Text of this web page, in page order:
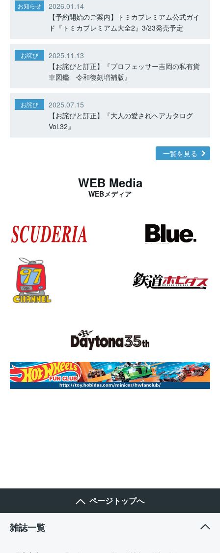
お知らせ
2026.01.14
【予約開始のご案内】トミカプレミアム公式ガイ
ド『トミカプレミアム大全2』3/23発売予定
お詫び
2025.11.13
【お詫びと訂正】『プロフェッサー吉岡の私有貨
車図鑑 令和復刻増補版』
お詫び
2025.07.15
【お詫びと訂正】『大人の愛されヘアカタログ
Vol.32』
一覧を見る
WEB Media
WEBメディア
ページトップへ
雑誌一覧